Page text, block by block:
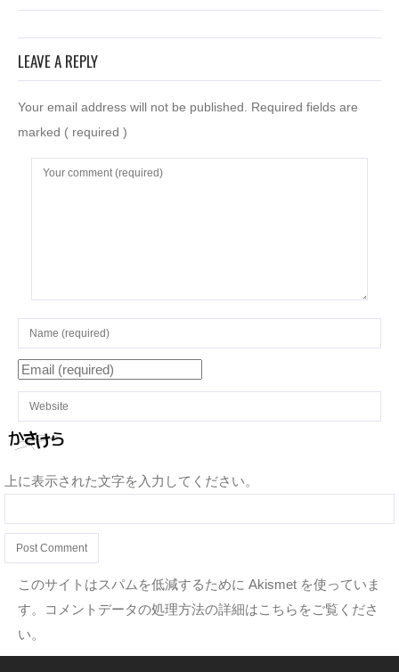
LEAVE A REPLY
Your email address will not be published. Required fields are
marked ( required )
上に表示された文字を入力してください。
このサイトはスパムを低減するために Akismet を使っていま
す。
コメントデータの処理方法の詳細はこちらをご覧くださ
い。